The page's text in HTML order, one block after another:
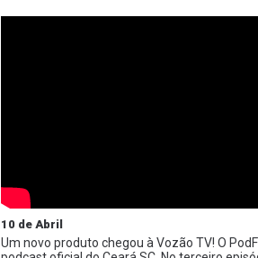
10 de Abril
Um novo produto chegou à Vozão TV! O